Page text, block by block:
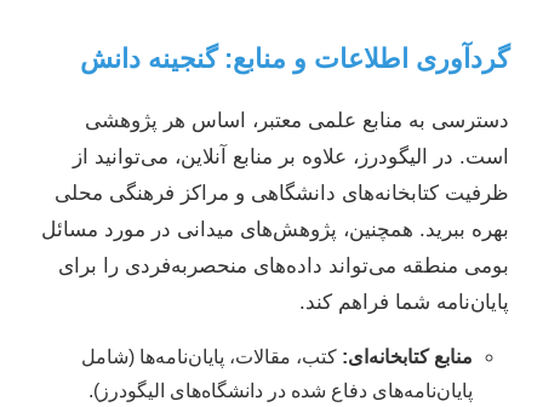
گردآوری اطلاعات و منابع: گنجینه دانش
دسترسی به منابع علمی معتبر، اساس هر پژوهشی
است. در الیگودرز، علاوه بر منابع آنلاین، می‌توانید از
ظرفیت کتابخانه‌های دانشگاهی و مراکز فرهنگی محلی
بهره ببرید. همچنین، پژوهش‌های میدانی در مورد مسائل
بومی منطقه می‌تواند داده‌های منحصربه‌فردی را برای
پایان‌نامه شما فراهم کند.
منابع کتابخانه‌ای: کتب، مقالات، پایان‌نامه‌ها (شامل
پایان‌نامه‌های دفاع شده در دانشگاه‌های الیگودرز).